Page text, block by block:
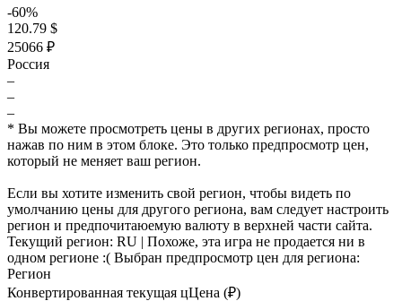
-60%
120.79 $
25066 ₽
Россия
–
–
–
* Вы можете просмотреть цены в других регионах, просто
нажав по ним в этом блоке. Это только предпросмотр цен,
который не меняет ваш регион.
Если вы хотите изменить свой регион, чтобы видеть по
умолчанию цены для другого региона, вам следует настроить
регион и предпочитаюемую валюту в верхней части сайта.
Текущий регион: RU | Похоже, эта игра не продается ни в
одном регионе :( Выбран предпросмотр цен для региона:
Регион
Конвертированная текущая цЦена (₽)